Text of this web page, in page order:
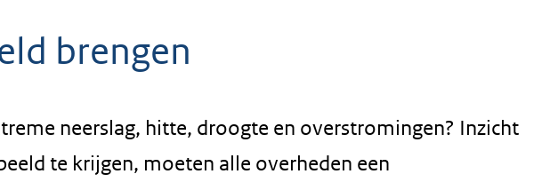
brengen
neerslag, hitte, droogte en overstromingen? Inzicht
te krijgen, moeten alle overheden een